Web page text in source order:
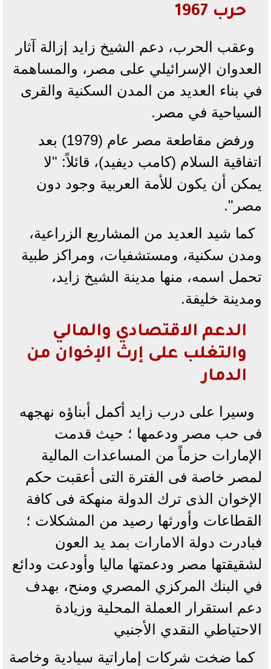
حرب 1967
وعقب الحرب، دعم الشيخ زايد إزالة آثار
العدوان الإسرائيلي على مصر، والمساهمة
في بناء العديد من المدن السكنية والقرى
السياحية في مصر.
ورفض مقاطعة مصر عام (1979) بعد
اتفاقية السلام (كامب ديفيد)، قائلاً: "لا
يمكن أن يكون للأمة العربية وجود دون
مصر".
كما شيد العديد من المشاريع الزراعية،
ومدن سكنية، ومستشفيات، ومراكز طبية
تحمل اسمه، منها مدينة الشيخ زايد،
ومدينة خليفة.
الدعم الاقتصادي والمالي
والتغلب على إرث الإخوان من
الدمار
وسيرا على درب زايد أكمل أبناؤه نهجهه
فى حب مصر ودعمها ؛ حيث قدمت
الإمارات حزماً من المساعدات المالية
لمصر خاصة فى الفترة التى أعقبت حكم
الإخوان الذى ترك الدولة منهكة فى كافة
القطاعات وأورثها رصيد من المشكلات ؛
فبادرت دولة الامارات بمد يد العون
لشقيقتها مصر ودعمتها ماليا وأودعت ودائع
في البنك المركزي المصري ومنح، بهدف
دعم استقرار العملة المحلية وزيادة
الاحتياطي النقدي الأجنبي
كما ضخت شركات إماراتية سيادية وخاصة